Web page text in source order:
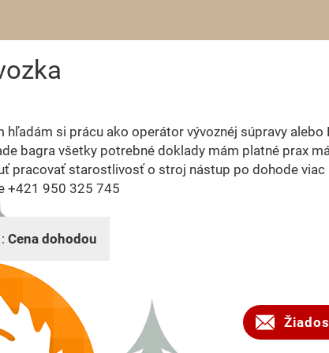
hľadám si prácu ako operátor vývoznéj súpravy alebo
bagra všetky potrebné doklady mám platné prax
pracovať starostlivosť o stroj nástup po dohode viac
+421 950 325 745
Cena dohodou